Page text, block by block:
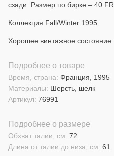
сзади. Размер по бирке – 40 FR.
Коллекция Fall/Winter 1995.
Хорошее винтажное состояние.
Подробнее о товаре
Материалы: Шерсть, шелк
Время, страна: Франция, 1995
Артикул: 76991
Подробнее о размере
Длина от талии до низа, см: 61
Обхват талии, см: 72